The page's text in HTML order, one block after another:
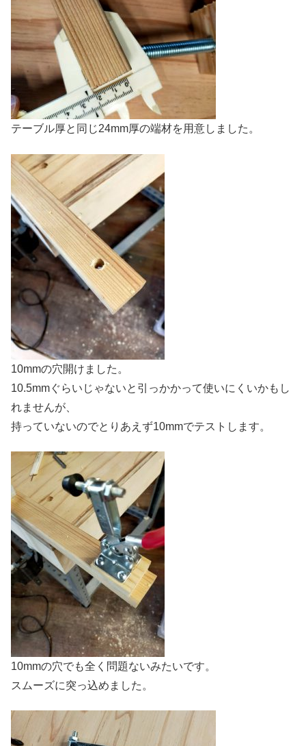
テーブル厚と同じ24mm厚の端材を用意しました。
10mmの穴開けました。
10.5mmぐらいじゃないと引っかかって使いにくいかもし
れませんが、
持っていないのでとりあえず10mmでテストします。
10mmの穴でも全く問題ないみたいです。
スムーズに突っ込めました。